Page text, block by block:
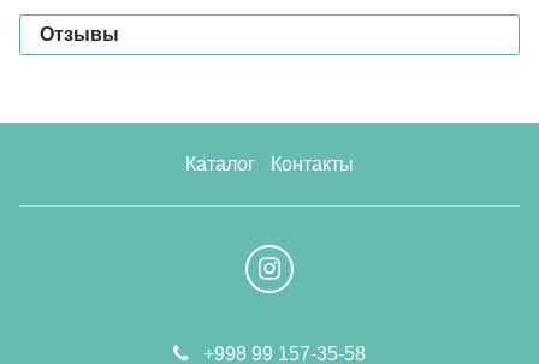
Отзывы
Каталог Контакты
+998 99 157-35-58